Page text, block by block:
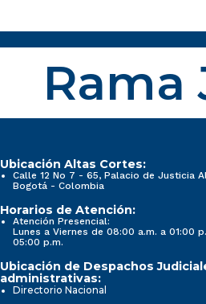
Rama
Ubicación Altas Cortes:
Calle 12 No 7 - 65, Palacio de Justicia
Bogotá - Colombia
Horarios de Atención:
Atención Presencial:
Lunes a Viernes de 08:00 a.m. a 01:00
05:00 p.m.
Ubicación de Despachos
administrativas:
Directorio Nacional